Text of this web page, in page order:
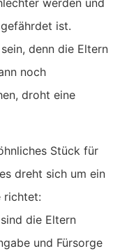
ist.
denn die Eltern
noch
droht eine
Stück für
dreht sich um ein
richtet:
die Eltern
und Fürsorge